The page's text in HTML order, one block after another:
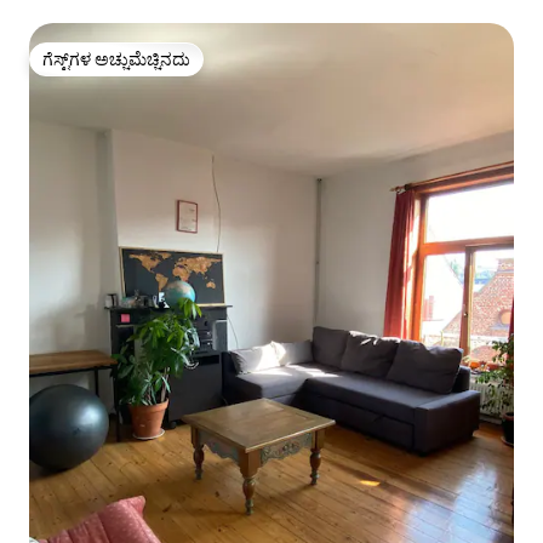
ಗೆಸ್ಟ್‌ಗಳ ಅಚ್ಚುಮೆಚ್ಚಿನದು
ಗೆಸ್ಟ್‌ಗಳ ಅಚ್ಚುಮೆಚ್ಚಿನದು